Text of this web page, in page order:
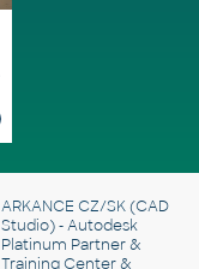
ARKANCE CZ/SK(CAD
Studio) - Autodesk
Platinum Partner &
Training Center &